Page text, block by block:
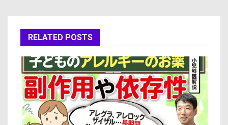
ゲ
ー
シ
ョ
ン
RELATED POSTS